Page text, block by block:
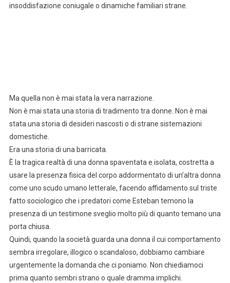
insoddisfazione coniugale o dinamiche familiari strane.
Ma quella non è mai stata la vera narrazione.
Non è mai stata una storia di tradimento tra donne. Non è mai
stata una storia di desideri nascosti o di strane sistemazioni
domestiche.
Era una storia di una barricata.
È la tragica realtà di una donna spaventata e isolata, costretta a
usare la presenza fisica del corpo addormentato di un’altra donna
come uno scudo umano letterale, facendo affidamento sul triste
fatto sociologico che i predatori come Esteban temono la
presenza di un testimone sveglio molto più di quanto temano una
porta chiusa.
Quindi, quando la società guarda una donna il cui comportamento
sembra irregolare, illogico o scandaloso, dobbiamo cambiare
urgentemente la domanda che ci poniamo. Non chiediamoci
prima quanto sembri strano o quale dramma implichi.